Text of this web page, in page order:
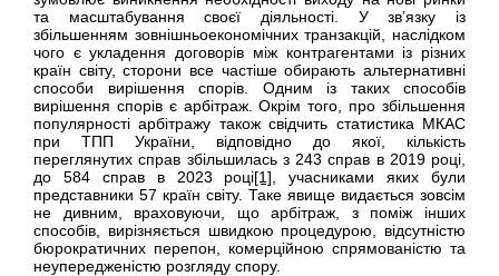
та масштабування своєї діяльності. У зв’язку із
збільшенням зовнішньоекономічних транзакцій, наслідком
чого є укладення договорів між контрагентами із різних
країн світу, сторони все частіше обирають альтернативні
способи вирішення спорів. Одним із таких способів
вирішення спорів є арбітраж. Окрім того, про збільшення
популярності арбітражу також свідчить статистика МКАС
при ТПП України, відповідно до якої, кількість
переглянутих справ збільшилась з 243 справ в 2019 році,
до 584 справ в 2023 році[1] , учасниками яких були
представники 57 країн світу. Таке явище видається зовсім
не дивним, враховуючи, що арбітраж, з поміж інших
способів, вирізняється швидкою процедурою, відсутністю
бюрократичних перепон, комерційною спрямованістю та
неупередженістю розгляду спору.